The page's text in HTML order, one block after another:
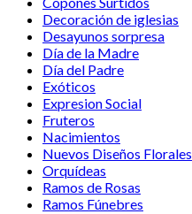
Decoración de iglesias
Desayunos sorpresa
Día de la Madre
Día del Padre
Exóticos
Expresion Social
Fruteros
Nacimientos
Nuevos Diseños Florales
Orquídeas
Ramos de Rosas
Ramos Fúnebres